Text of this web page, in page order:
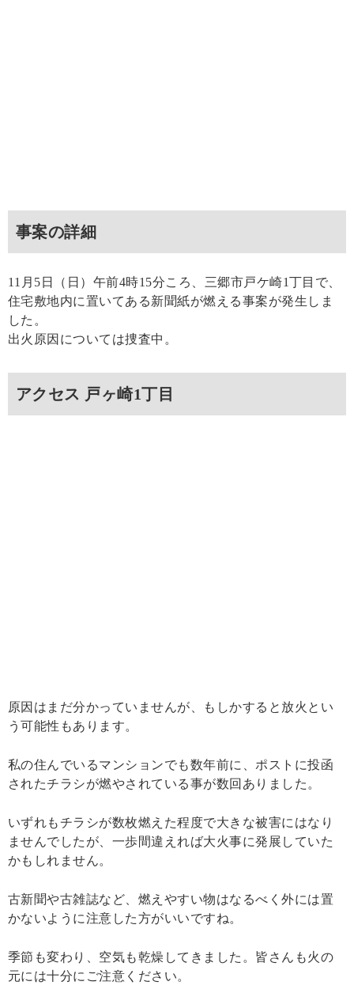
事案の詳細
11月5日（日）午前4時15分ころ、三郷市戸ケ崎1丁目で、
住宅敷地内に置いてある新聞紙が燃える事案が発生しま
した。
出火原因については捜査中。
アクセス 戸ヶ崎1丁目
原因はまだ分かっていませんが、もしかすると放火とい
う可能性もあります。
私の住んでいるマンションでも数年前に、ポストに投函
されたチラシが燃やされている事が数回ありました。
いずれもチラシが数枚燃えた程度で大きな被害にはなり
ませんでしたが、一歩間違えれば大火事に発展していた
かもしれません。
古新聞や古雑誌など、燃えやすい物はなるべく外には置
かないように注意した方がいいですね。
季節も変わり、空気も乾燥してきました。皆さんも火の
元には十分にご注意ください。